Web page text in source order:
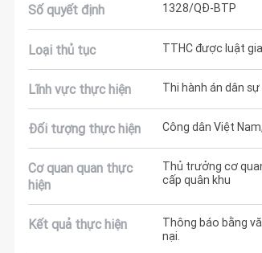
Số quyết định 1328/QĐ-BTP
Loại thủ tục TTHC được luật
Lĩnh vực thực hiện Thi hành án dân sự
Đối tượng thực hiện Công dân Việt
Cơ quan quan thực
hiện
Thủ trưởng cơ
cấp quân khu
Kết quả thực hiện
Thông báo bằng
nại.